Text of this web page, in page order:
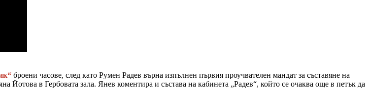
броени часове, след като Румен Радев върна изпълнен първия проучвателен мандат за съставяне на
в Гербовата зала. Янев коментира и състава на кабинета „Радев“, който се очаква още в петък да